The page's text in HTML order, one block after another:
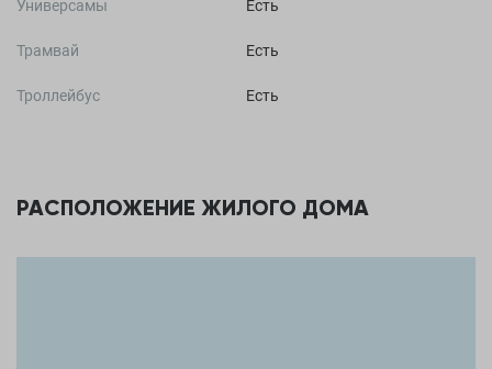
Универсамы Есть
Трамвай Есть
Троллейбус Есть
РАСПОЛОЖЕНИЕ ЖИЛОГО ДОМА